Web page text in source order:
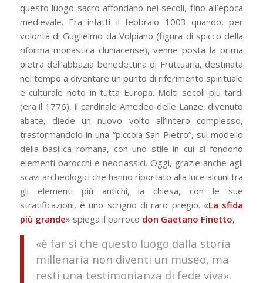
questo luogo sacro affondano nei secoli, fino all’epoca
medievale. Era infatti il febbraio 1003 quando, per
volontà di Guglielmo da Volpiano (figura di spicco della
riforma monastica cluniacense), venne posta la prima
pietra dell’abbazia benedettina di Fruttuaria, destinata
nel tempo a diventare un punto di riferimento spirituale
e culturale noto in tutta Europa. Molti secoli più tardi
(era il 1776), il cardinale Amedeo delle Lanze, divenuto
abate, diede un nuovo volto all’intero complesso,
trasformandolo in una “piccola San Pietro”, sul modello
della basilica romana, con uno stile in cui si fondono
elementi barocchi e neoclassici. Oggi, grazie anche agli
scavi archeologici che hanno riportato alla luce alcuni tra
gli elementi più antichi, la chiesa, con le sue
stratificazioni, è uno scrigno di raro pregio. «La sfida
più grande» spiega il parroco don Gaetano Finetto,
«è far sì che questo luogo dalla storia
millenaria non diventi un museo, ma
resti una testimonianza di fede viva».